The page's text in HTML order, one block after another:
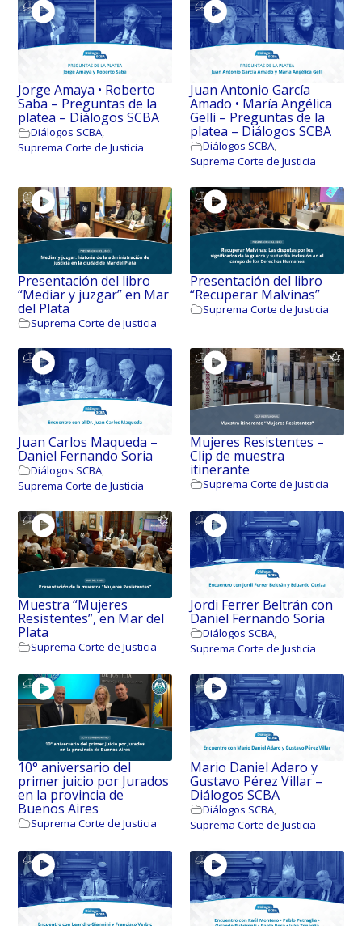
Jorge Amaya • Roberto
Saba – Preguntas de la
platea – Diálogos SCBA
Diálogos SCBA,
Suprema Corte de Justicia
Juan Antonio García
Amado • María Angélica
Gelli – Preguntas de la
platea – Diálogos SCBA
Diálogos SCBA,
Suprema Corte de Justicia
Presentación del libro
“Mediar y juzgar” en Mar
del Plata
Suprema Corte de Justicia
Presentación del libro
“Recuperar Malvinas”
Suprema Corte de Justicia
Juan Carlos Maqueda –
Daniel Fernando Soria
Diálogos SCBA
Suprema Corte de Justicia
Mujeres Resistentes –
Clip de muestra
itinerante
Suprema Corte de Justicia
Muestra “Mujeres
Resistentes”, en Mar del
Plata
Suprema Corte de Justicia
Jordi Ferrer Beltrán con
Daniel Fernando Soria
Diálogos SCBA,
Suprema Corte de Justicia
10° aniversario del
primer juicio por Jurados
en la provincia de
Buenos Aires
Suprema Corte de Justicia
Mario Daniel Adaro y
Gustavo Pérez Villar –
Diálogos SCBA
Diálogos SCBA,
Suprema Corte de Justicia